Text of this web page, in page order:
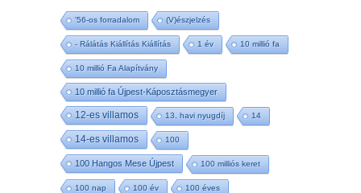
'56-os forradalom (V)észjelzés
- Rálátás Kiállítás Kiállítás 1 év 10 millió fa
10 millió Fa Alapítvány
10 millió fa Újpest-Káposztásmegyer
12-es villamos 13. havi nyugdíj 14
14-es villamos 100
100 Hangos Mese Újpest 100 milliós keret
100 nap 100 év 100 éves